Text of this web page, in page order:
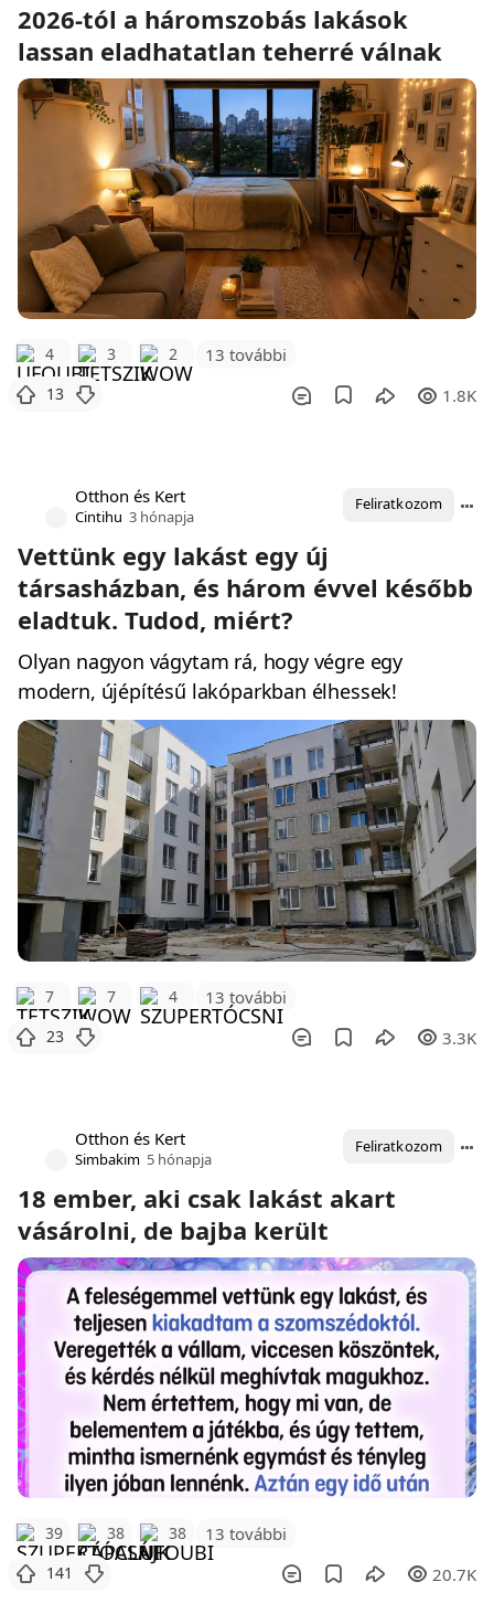
2026-tól a háromszobás lakások
lassan eladhatatlan teherré válnak
4 3 2 13 további
13 1.8K
Otthon és Kert
Cintihu 3 hónapja
Feliratkozom
Vettünk egy lakást egy új
társasházban, és három évvel később
eladtuk. Tudod, miért?
Olyan nagyon vágytam rá, hogy végre egy
modern, újépítésű lakóparkban élhessek!
7 7 4 13 további
23 3.3K
Otthon és Kert
Simbakim 5 hónapja
Feliratkozom
18 ember, aki csak lakást akart
vásárolni, de bajba került
39 38 38 13 további
141 20.7K